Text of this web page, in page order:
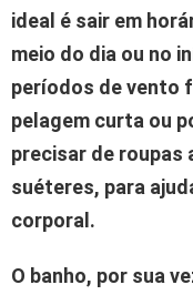
ideal é sair em
meio do dia ou no
períodos de vento
pelagem curta ou
precisar de roupas
suéteres, para
corporal.
O banho, por sua